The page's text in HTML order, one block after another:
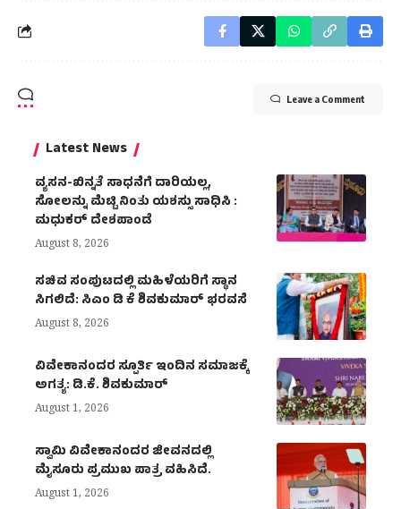
Leave a Comment
Latest News
ವ್ಯಸನ-ಖಿನ್ನತೆ ಸಾಧನೆಗೆ ದಾರಿಯಲ್ಲ,
ಸೋಲನ್ನು ಮೆಟ್ಟಿ ನಿಂತು ಯಶಸ್ಸು ಸಾಧಿಸಿ :
ಮಧುಕರ್ ದೇಶಪಾಂಡೆ
August 8, 2026
ಸಚಿವ ಸಂಪುಟದಲ್ಲಿ ಮಹಿಳೆಯರಿಗೆ ಸ್ಥಾನ
ಸಿಗಲಿದೆ: ಸಿಎಂ ಡಿ ಕೆ ಶಿವಕುಮಾರ್ ಭರವಸೆ
August 8, 2026
ವಿವೇಕಾನಂದರ ಸ್ಪೂರ್ತಿ ಇಂದಿನ ಸಮಾಜಕ್ಕೆ
ಅಗತ್ಯ: ಡಿ.ಕೆ. ಶಿವಕುಮಾರ್
August 1, 2026
ಸ್ವಾಮಿ ವಿವೇಕಾನಂದರ ಜೀವನದಲ್ಲಿ
ಮೈಸೂರು ಪ್ರಮುಖ ಪಾತ್ರ ವಹಿಸಿದೆ.
August 1, 2026